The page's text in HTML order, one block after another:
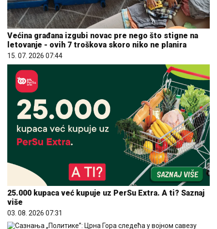
Većina građana izgubi novac pre nego što stigne na
letovanje - ovih 7 troškova skoro niko ne planira
15. 07. 2026 07:44
25.000 kupaca već kupuje uz PerSu Extra. A ti? Saznaj
više
03. 08. 2026 07:31